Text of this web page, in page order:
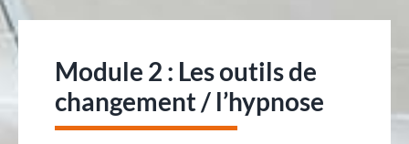
Module 2 : Les outils de
changement / l’hypnose